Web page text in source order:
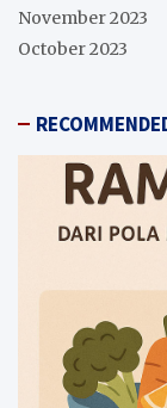
November 2023
October 2023